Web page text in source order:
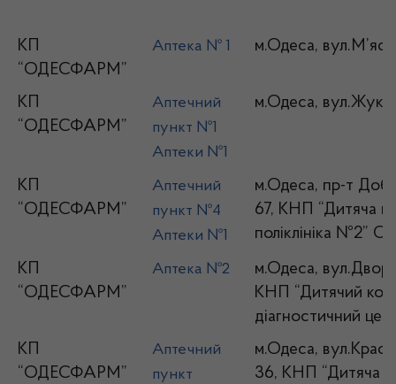
КП
“ОДЕСФАРМ”
Аптека № 1 м.Одеса,
КП
“ОДЕСФАРМ”
Аптечний
пункт №1
Аптеки №1
м.Одеса,
КП
“ОДЕСФАРМ”
Аптечний
пункт №4
Аптеки №1
м.Одеса, пр-т
67, КНП “Дитяча
поліклініка №2”
КП
“ОДЕСФАРМ”
Аптека №2
м.Одеса,
КНП “Дитячий
діагностичний
КП
“ОДЕСФАРМ”
Аптечний
пункт
м.Одеса,
36, КНП “Дитяча